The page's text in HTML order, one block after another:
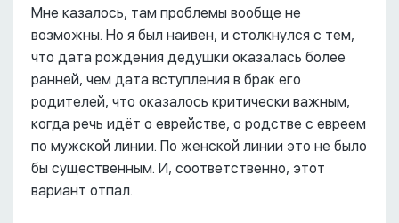
Мне казалось, там проблемы вообще не
возможны. Но я был наивен, и столкнулся с тем,
что дата рождения дедушки оказалась более
ранней, чем дата вступления в брак его
родителей, что оказалось критически важным,
когда речь идёт о еврействе, о родстве с евреем
по мужской линии. По женской линии это не было
бы существенным. И, соответственно, этот
вариант отпал.